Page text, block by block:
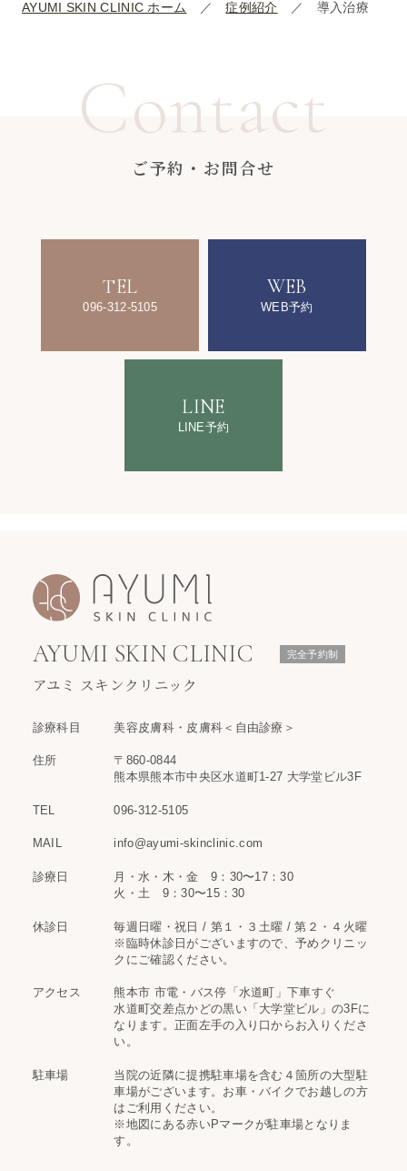
AYUMI SKIN CLINIC ホーム 症例紹介 導入治療
Contact
ご予約・お問合せ
TEL
096-312-5105
WEB
WEB予約
LINE
LINE予約
AYUMI SKIN CLINIC 完全予約制
アユミ スキンクリニック
診療科目 美容皮膚科・皮膚科＜自由診療＞
住所
〒860-0844
熊本県熊本市中央区水道町1-27 大学堂ビル3F
TEL 096-312-5105
MAIL info@ayumi-skinclinic.com
診療日
月・水・木・金 9：30〜17：30
火・土 9：30〜15：30
休診日
毎週日曜・祝日 / 第１・３土曜 / 第２・４火曜
※臨時休診日がございますので、予めクリニッ
クにご確認ください。
アクセス
熊本市 市電・バス停「水道町」下車すぐ
水道町交差点かどの黒い「大学堂ビル」の3Fに
なります。正面左手の入り口からお入りくださ
い。
駐車場
当院の近隣に提携駐車場を含む４箇所の大型駐
車場がございます。お車・バイクでお越しの方
はご利用ください。
※地図にある赤いPマークが駐車場となりま
す。